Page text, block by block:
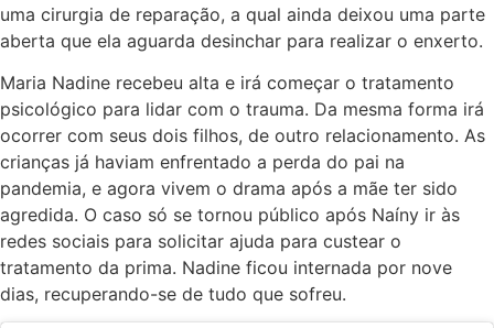
uma cirurgia de reparação, a qual ainda deixou uma parte
aberta que ela aguarda desinchar para realizar o enxerto.
Maria Nadine recebeu alta e irá começar o tratamento
psicológico para lidar com o trauma. Da mesma forma irá
ocorrer com seus dois filhos, de outro relacionamento. As
crianças já haviam enfrentado a perda do pai na
pandemia, e agora vivem o drama após a mãe ter sido
agredida. O caso só se tornou público após Naíny ir às
redes sociais para solicitar ajuda para custear o
tratamento da prima. Nadine ficou internada por nove
dias, recuperando-se de tudo que sofreu.